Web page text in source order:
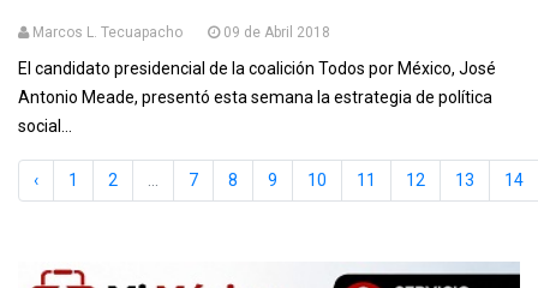
Marcos L. Tecuapacho 09 de Abril 2018
El candidato presidencial de la coalición Todos por México, José
Antonio Meade, presentó esta semana la estrategia de política
social...
‹ 1 2 7 8 9 10 11 12 13 14